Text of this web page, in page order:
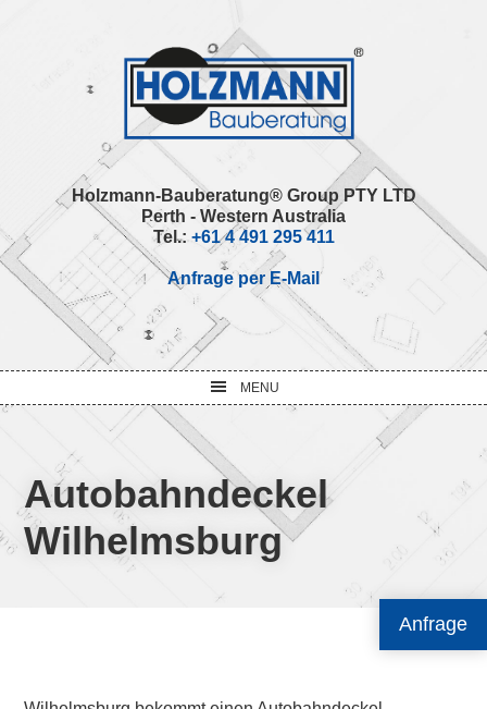
Anfrage
Holzmann-Bauberatung® Group PTY LTD
Perth - Western Australia
Tel.: +61 4 491 295 411
Anfrage per E-Mail
MENU
Autobahndeckel
Wilhelmsburg